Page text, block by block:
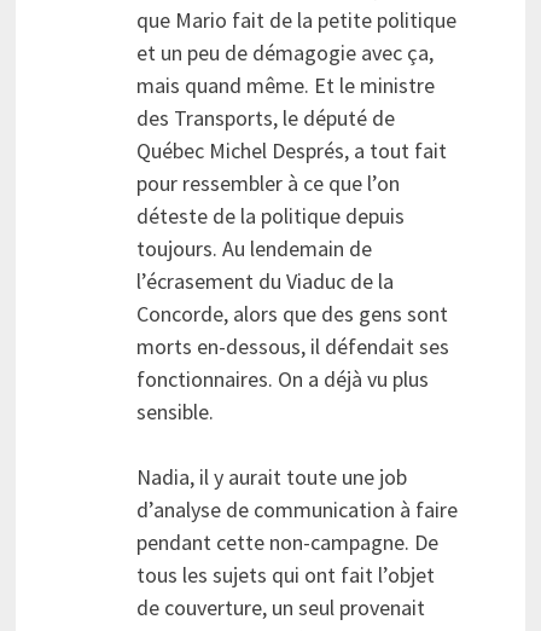
que Mario fait de la petite politique
et un peu de démagogie avec ça,
mais quand même. Et le ministre
des Transports, le député de
Québec Michel Després, a tout fait
pour ressembler à ce que l’on
déteste de la politique depuis
toujours. Au lendemain de
l’écrasement du Viaduc de la
Concorde, alors que des gens sont
morts en-dessous, il défendait ses
fonctionnaires. On a déjà vu plus
sensible.
Nadia, il y aurait toute une job
d’analyse de communication à faire
pendant cette non-campagne. De
tous les sujets qui ont fait l’objet
de couverture, un seul provenait